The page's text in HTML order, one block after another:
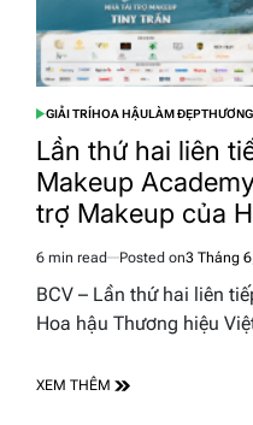
POSTED
IN
GIẢI TRÍHOA HẬULÀM ĐẸP
Lần thứ hai liên
Makeup
trợ Makeup của
Việt Nam
Estimated
read
6 min read Posted on3 Tháng
BCV – Lần thứ hai liên
Hoa hậu Thương hiệu
XEM THÊM